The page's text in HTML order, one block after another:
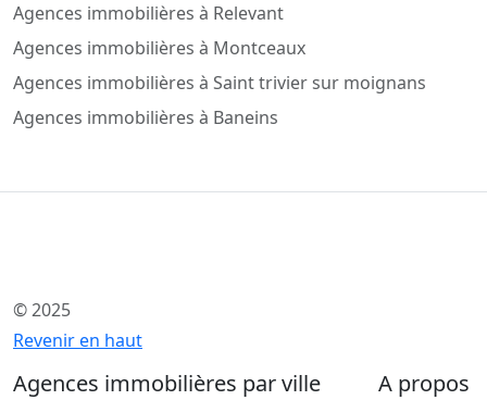
Agences immobilières à Relevant
Agences immobilières à Montceaux
Agences immobilières à Saint trivier sur moignans
Agences immobilières à Baneins
© 2025
Revenir en haut
Agences immobilières par ville A propos